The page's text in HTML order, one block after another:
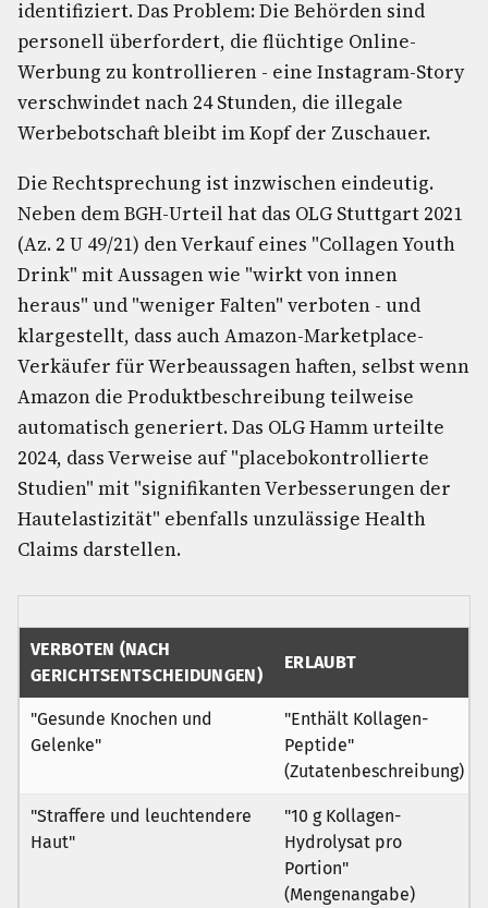
identifiziert. Das Problem: Die Behörden sind
personell überfordert, die flüchtige Online-
Werbung zu kontrollieren - eine Instagram-Story
verschwindet nach 24 Stunden, die illegale
Werbebotschaft bleibt im Kopf der Zuschauer.
Die Rechtsprechung ist inzwischen eindeutig.
Neben dem BGH-Urteil hat das OLG Stuttgart 2021
(Az. 2 U 49/21) den Verkauf eines "Collagen Youth
Drink" mit Aussagen wie "wirkt von innen
heraus" und "weniger Falten" verboten - und
klargestellt, dass auch Amazon-Marketplace-
Verkäufer für Werbeaussagen haften, selbst wenn
Amazon die Produktbeschreibung teilweise
automatisch generiert. Das OLG Hamm urteilte
2024, dass Verweise auf "placebokontrollierte
Studien" mit "signifikanten Verbesserungen der
Hautelastizität" ebenfalls unzulässige Health
Claims darstellen.
VERBOTEN (NACH
GERICHTSENTSCHEIDUNGEN)
ERLAUBT
"Gesunde Knochen und
Gelenke"
"Enthält Kollagen-
Peptide"
(Zutatenbeschreibung)
"Straffere und leuchtendere
Haut"
"10 g Kollagen-
Hydrolysat pro
Portion"
(Mengenangabe)